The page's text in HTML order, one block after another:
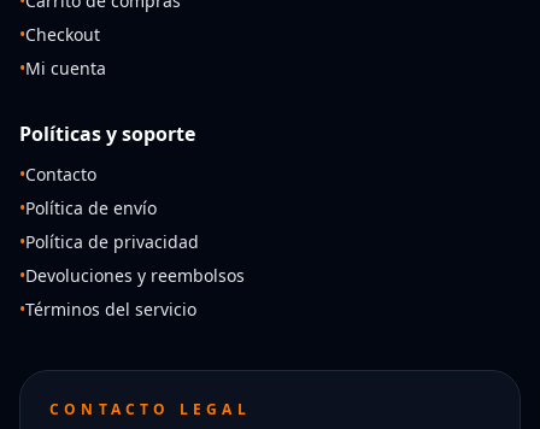
•Checkout
•Mi cuenta
Políticas y soporte
•Contacto
•Política de envío
•Política de privacidad
•Devoluciones y reembolsos
•Términos del servicio
CONTACTO LEGAL